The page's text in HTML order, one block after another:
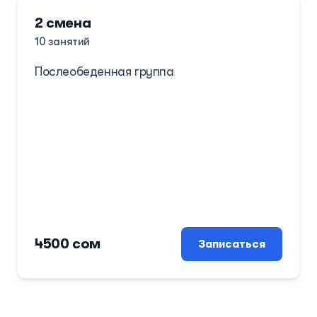
2 смена
10 занятий
Послеобеденная группа
4500 сом Записаться